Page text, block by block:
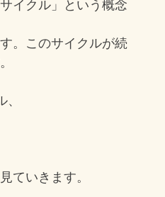
イクル」という概念
。このサイクルが続
ていきます。